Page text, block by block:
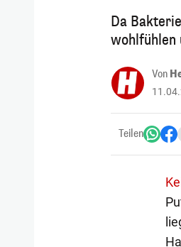
Da
wohlfühlen
Von
Teilen